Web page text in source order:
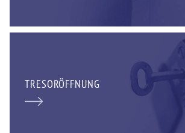
TRESORÖFFNUNG